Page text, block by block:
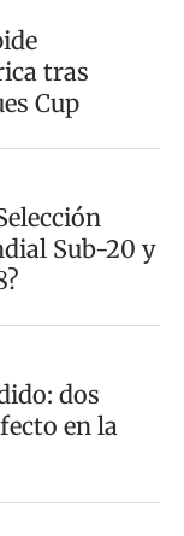
tras
Cup
Sub-20 y
dos
en la